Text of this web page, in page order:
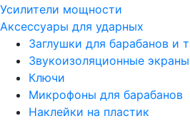
Усилители мощности
Аксессуары для ударных
Заглушки для барабанов и
Звукоизоляционные экраны
Ключи
Микрофоны для барабанов
Наклейки на пластик